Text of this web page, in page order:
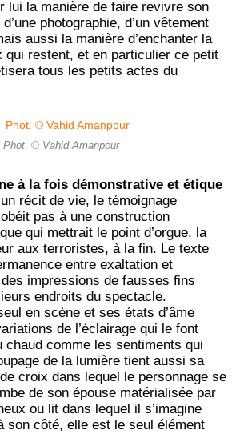
lui la manière de faire revivre son
photographie, d’un vêtement
aussi la manière d’enchanter la
qui restent, et en particulier ce petit
tous les petits actes du
Phot. © Vahid Amanpour
à la fois démonstrative et étique
récit de vie, le témoignage
pas à une construction
qui mettrait le point d’orgue, la
aux terroristes, à la fin. Le texte
entre exaltation et
impressions de fausses fins
endroits du spectacle.
en scène et ses états d’âme
de l’éclairage qui le font
chaud comme les sentiments qui
de la lumière tient aussi sa
croix dans lequel le personnage se
de son épouse matérialisée par
ou lit dans lequel il s’imagine
son côté, elle est le seul élément